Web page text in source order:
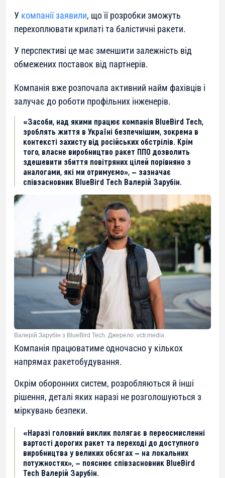
У компанії заявили, що її розробки зможуть
перехоплювати крилаті та балістичні ракети.
У перспективі це має зменшити залежність від
обмежених поставок від партнерів.
Компанія вже розпочала активний найм фахівців і
залучає до роботи профільних інженерів.
«Засоби, над якими працює компанія BlueBird Tech,
зроблять життя в Україні безпечнішим, зокрема в
контексті захисту від російських обстрілів. Крім
того, власне виробництво ракет ППО дозволить
здешевити збиття повітряних цілей порівняно з
аналогами, які ми отримуємо», — зазначає
співзасновник BlueBird Tech Валерій Зарубін.
Валерій Зарубін з BlueBird Tech. Джерело: vctr.media
Компанія працюватиме одночасно у кількох
напрямах ракетобудування.
Окрім оборонних систем, розробляються й інші
рішення, деталі яких наразі не розголошуються з
міркувань безпеки.
«Наразі головний виклик полягає в переосмисленні
вартості дорогих ракет та переході до доступного
виробництва у великих обсягах — на локальних
потужностях», — пояснює співзасновник BlueBird
Tech Валерій Зарубін.